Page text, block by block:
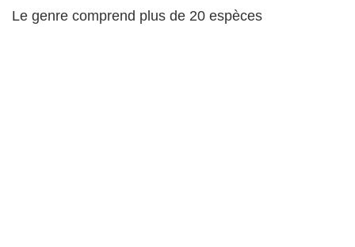
Le genre comprend plus de 20 espèces